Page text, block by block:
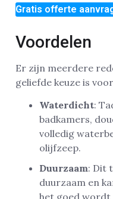
Gratis offerte
Voordelen
Er zijn meerdere
geliefde keuze is
Waterdicht:
badkamers,
volledig
olijfzeep.
Duurzaam: Dit
duurzaam en
het goed wordt